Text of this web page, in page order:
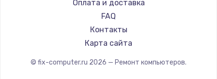
Установка / подключение / демонтаж
1300 руб.
Заказать
Оплата и доставка
FAQ
Контакты
Карта сайта
© fix-computer.ru 2026 — Ремонт компьютеров.